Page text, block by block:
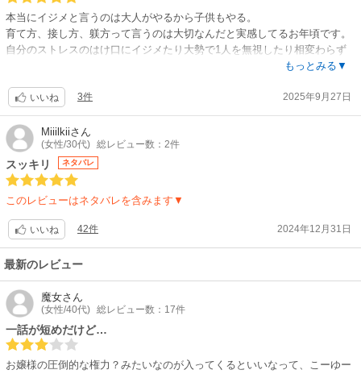
本当にイジメと言うのは大人がやるから子供もやる。
育て方、接し方、躾方って言うのは大切なんだと実感してるお年頃です。
自分のストレスのはけ口にイジメたり大勢で1人を無視したり相変わらず
な世の中ではありますが、このような助っ人が成敗してくれたら嬉しいな
自分がやったことは必ず返ってくるというのをわからせたいので、自分を
省みる漫画だと思います。
もっとみる▼
いいね 3件 2025年9月27日
Miiilkiiさん
(女性/30代) 総レビュー数：2件
スッキリ ネタバレ
このレビューはネタバレを含みます▼
いいね 42件 2024年12月31日
最新のレビュー
魔女さん
(女性/40代) 総レビュー数：17件
一話が短めだけど…
お嬢様の圧倒的な権力？みたいなのが入ってくるといいなって、こーゆー